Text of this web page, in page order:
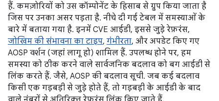
हैं. कमज़ोरियों को उस कॉम्पोनेंट के हिसाब से ग्रुप किया जाता है
जिस पर उनका असर पड़ता है. नीचे दी गई टेबल में समस्याओं के
बारे में बताया गया है. इनमें CVE आईडी, इससे जुड़े रेफ़रंस,
जोखिम की संभावना का टाइप, गंभीरता, और अपडेट किए गए
AOSP वर्शन (जहां लागू हो) शामिल हैं. उपलब्ध होने पर, हम
समस्या को ठीक करने वाले सार्वजनिक बदलाव को बग आईडी से
लिंक करते हैं. जैसे, AOSP की बदलाव सूची. जब कई बदलाव
किसी एक गड़बड़ी से जुड़े होते हैं, तो गड़बड़ी के आईडी के बाद